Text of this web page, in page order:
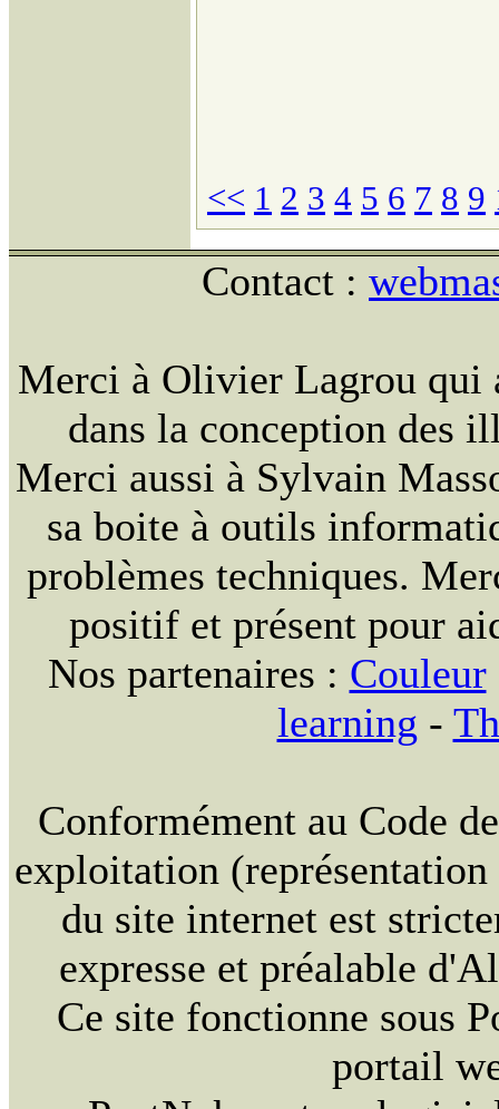
<< 1 2 3 4 5 6 7 8 9
Contact :
Merci à Olivier Lagrou qui
dans la conception des
Merci aussi à Sylvain
sa boite à outils
problèmes techniques.
positif et présent pour
Nos partenaires : Couleur
learning -
Conformément au Code
exploitation
du site internet est
expresse et préalable
Ce site fonctionne sous
portail